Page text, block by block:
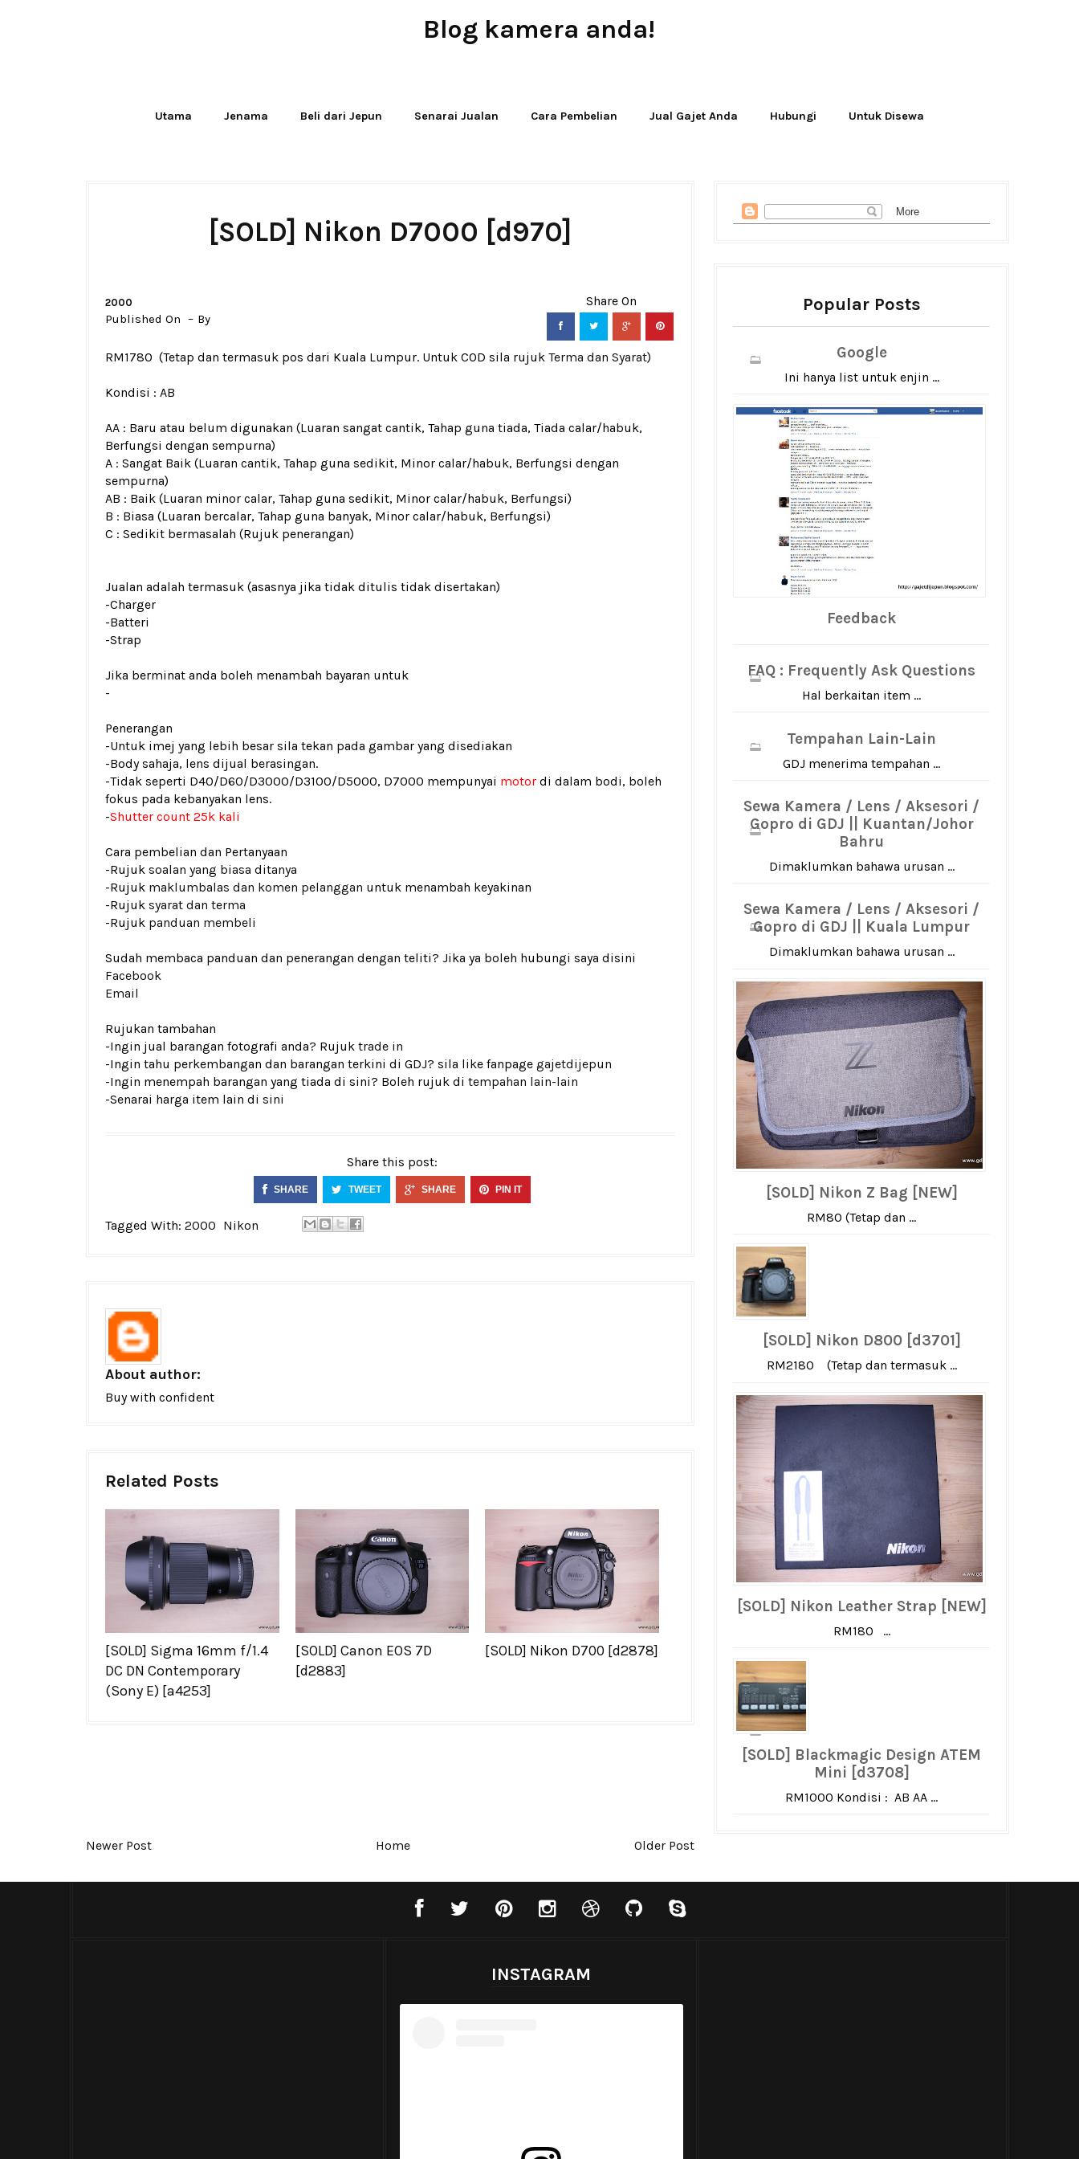
Blog kamera anda!
Utama Jenama Beli dari Jepun Senarai Jualan Cara Pembelian Jual Gajet Anda Hubungi Untuk Disewa
[SOLD] Nikon D7000 [d970]
2000
Published On By
RM1780 (Tetap dan termasuk pos dari Kuala Lumpur. Untuk COD sila rujuk Terma dan Syarat)
Kondisi : AB
AA : Baru atau belum digunakan (Luaran sangat cantik, Tahap guna tiada, Tiada calar/habuk,
Berfungsi dengan sempurna)
A : Sangat Baik (Luaran cantik, Tahap guna sedikit, Minor calar/habuk, Berfungsi dengan
sempurna)
AB : Baik (Luaran minor calar, Tahap guna sedikit, Minor calar/habuk, Berfungsi)
B : Biasa (Luaran bercalar, Tahap guna banyak, Minor calar/habuk, Berfungsi)
C : Sedikit bermasalah (Rujuk penerangan)
Jualan adalah termasuk (asasnya jika tidak ditulis tidak disertakan)
-Charger
-Batteri
-Strap
Jika berminat anda boleh menambah bayaran untuk
-
Penerangan
-Untuk imej yang lebih besar sila tekan pada gambar yang disediakan
-Body sahaja, lens dijual berasingan.
-Tidak seperti D40/D60/D3000/D3100/D5000, D7000 mempunyai motor di dalam bodi, boleh
fokus pada kebanyakan lens.
-Shutter count 25k kali
Cara pembelian dan Pertanyaan
-Rujuk soalan yang biasa ditanya
-Rujuk maklumbalas dan komen pelanggan untuk menambah keyakinan
-Rujuk syarat dan terma
-Rujuk panduan membeli
Sudah membaca panduan dan penerangan dengan teliti? Jika ya boleh hubungi saya disini
Facebook
Email
Rujukan tambahan
-Ingin jual barangan fotografi anda? Rujuk trade in
-Ingin tahu perkembangan dan barangan terkini di GDJ? sila like fanpage gajetdijepun
-Ingin menempah barangan yang tiada di sini? Boleh rujuk di tempahan lain-lain
-Senarai harga item lain di sini
Share this post:
SHARE TWEET SHARE PIN IT
Tagged With: 2000 Nikon
About author:
Buy with confident
Related Posts
[SOLD] Sigma 16mm f/1.4
DC DN Contemporary
(Sony E) [a4253]
[SOLD] Canon EOS 7D
[d2883]
[SOLD] Nikon D700 [d2878]
Newer Post Home Older Post
Popular Posts
Google
Ini hanya list untuk enjin ...
Feedback
FAQ : Frequently Ask Questions
Hal berkaitan item ...
Tempahan Lain-Lain
GDJ menerima tempahan ...
Sewa Kamera / Lens / Aksesori /
Gopro di GDJ || Kuantan/Johor
Bahru
Dimaklumkan bahawa urusan ...
Sewa Kamera / Lens / Aksesori /
Gopro di GDJ || Kuala Lumpur
Dimaklumkan bahawa urusan ...
[SOLD] Nikon Z Bag [NEW]
RM80 (Tetap dan ...
[SOLD] Nikon D800 [d3701]
RM2180 (Tetap dan termasuk ...
[SOLD] Nikon Leather Strap [NEW]
RM180 ...
[SOLD] Blackmagic Design ATEM
Mini [d3708]
RM1000 Kondisi : AB AA ...
INSTAGRAM